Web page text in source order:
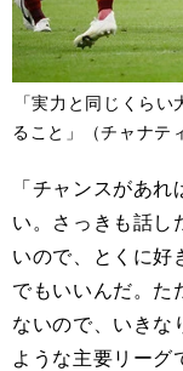
「実力と同じくら
ること」（チャナ
「チャンスがあ
い。さっきも話し
いので、とくに好
でもいいんだ。た
ないので、いきな
ような主要リーグ